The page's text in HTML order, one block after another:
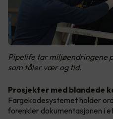
Pipelife tar miljøendringene
som tåler vær og tid.
Prosjekter med blandede
Fargekodesystemet holder
forenkler dokumentasjonen i